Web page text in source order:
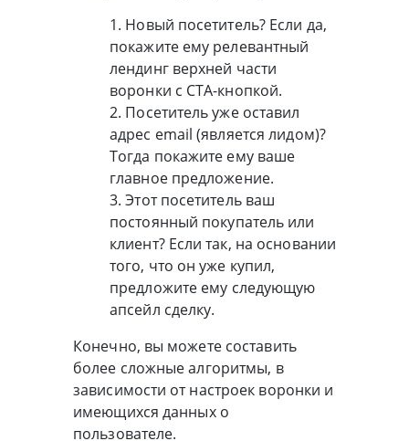
1. Новый посетитель? Если да,
покажите ему релевантный
лендинг верхней части
воронки с СТА-кнопкой.
2. Посетитель уже оставил
адрес email (является лидом)?
Тогда покажите ему ваше
главное предложение.
3. Этот посетитель ваш
постоянный покупатель или
клиент? Если так, на основании
того, что он уже купил,
предложите ему следующую
апсейл сделку.
Конечно, вы можете составить
более сложные алгоритмы, в
зависимости от настроек воронки и
имеющихся данных о
пользователе.